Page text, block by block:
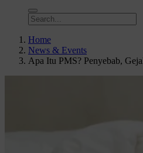
Home
News & Events
Apa Itu PMS? Penyebab,